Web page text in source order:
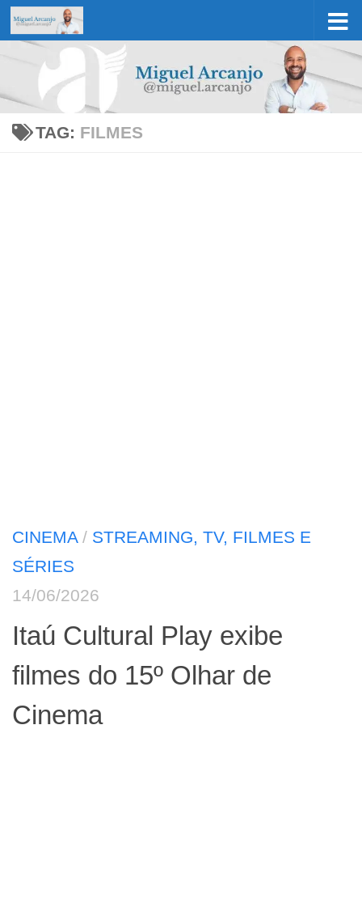
Skip to content
TAG: FILMES
CINEMA/ STREAMING, TV, FILMES E
SÉRIES
14/06/2026
Itaú Cultural Play exibe
filmes do 15º Olhar de
Cinema